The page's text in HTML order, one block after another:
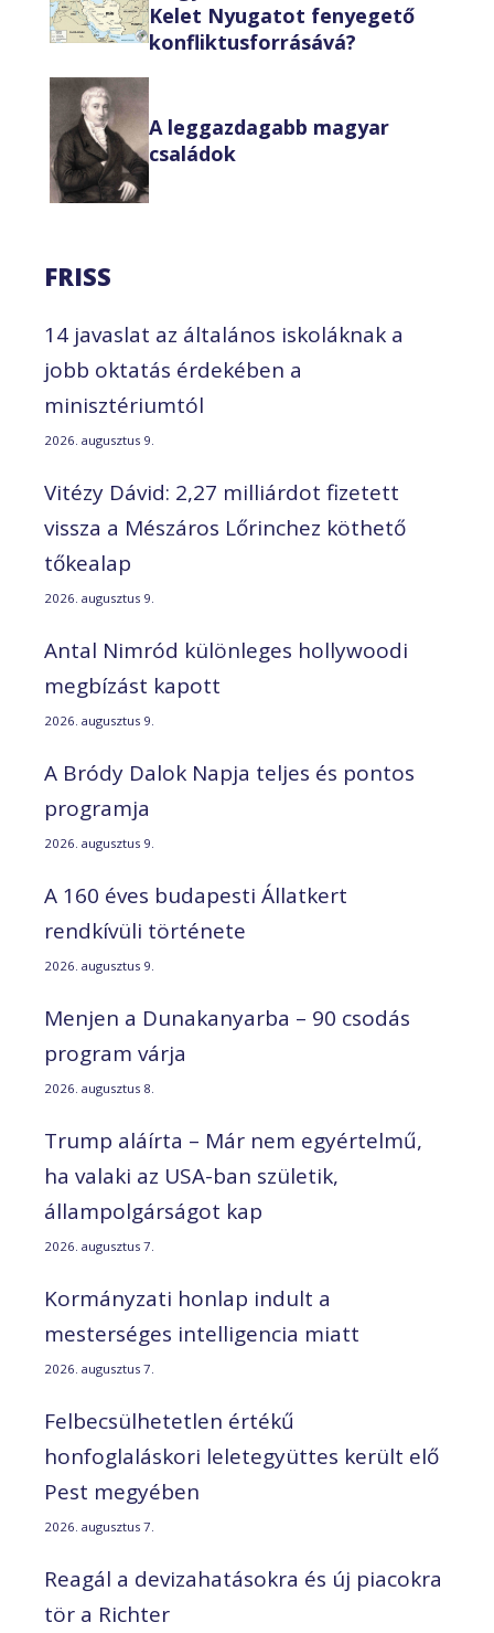
Kelet Nyugatot fenyegető
konfliktusforrásává?
A leggazdagabb magyar
családok
FRISS
14 javaslat az általános iskoláknak a
jobb oktatás érdekében a
minisztériumtól
2026. augusztus 9.
Vitézy Dávid: 2,27 milliárdot fizetett
vissza a Mészáros Lőrinchez köthető
tőkealap
2026. augusztus 9.
Antal Nimród különleges hollywoodi
megbízást kapott
2026. augusztus 9.
A Bródy Dalok Napja teljes és pontos
programja
2026. augusztus 9.
A 160 éves budapesti Állatkert
rendkívüli története
2026. augusztus 9.
Menjen a Dunakanyarba – 90 csodás
program várja
2026. augusztus 8.
Trump aláírta – Már nem egyértelmű,
ha valaki az USA-ban születik,
állampolgárságot kap
2026. augusztus 7.
Kormányzati honlap indult a
mesterséges intelligencia miatt
2026. augusztus 7.
Felbecsülhetetlen értékű
honfoglaláskori leletegyüttes került elő
Pest megyében
2026. augusztus 7.
Reagál a devizahatásokra és új piacokra
tör a Richter